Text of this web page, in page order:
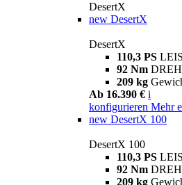
DesertX
new DesertX
DesertX
110,3 PS
92 Nm
209 kg
Ab 16.390 € i
konfigurieren Mehr
new DesertX 100
DesertX 100
110,3 PS
92 Nm
209 kg